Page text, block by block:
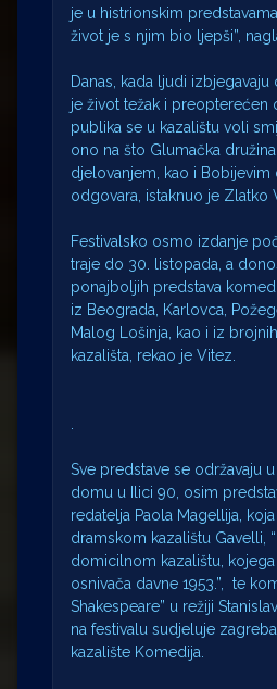
je u histrionskim
život je s njim bio ljepši”,
Danas, kada ljudi
je život težak i preopterećen
publika se u kazalištu voli
ono na što Glumačka
djelovanjem, kao i Bobijevim
odgovara, istaknuo je Zlatko
Festivalsko osmo izdanje
traje do 30. listopada, a
ponajboljih predstava
iz Beograda, Karlovca,
Malog Lošinja, kao i iz
kazališta, rekao je Vitez.
Sve predstave se održavaju
domu u Ilici 90, osim
redatelja Paola Magellija,
dramskom kazalištu Gavelli,
domicilnom kazalištu,
osnivača davne 1953.”, te
Shakespeare” u režiji
na festivalu sudjeluje
kazalište Komedija.